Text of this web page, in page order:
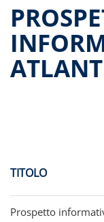
Relazioni di
Governance
Assemblee
TITOLO
Prospetto